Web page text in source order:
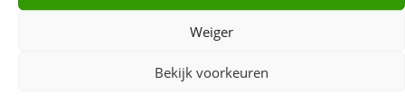
Weiger
Bekijk voorkeuren
de zaak moet worden uitgesteld met als gevolg
een forse vertraging van de procedure.
Advocaat bestuursrecht